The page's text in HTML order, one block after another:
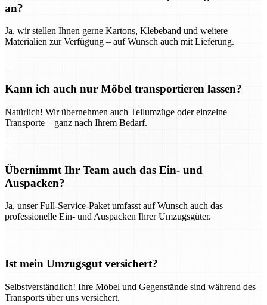
an?
Ja, wir stellen Ihnen gerne Kartons, Klebeband und weitere
Materialien zur Verfügung – auf Wunsch auch mit Lieferung.
Kann ich auch nur Möbel transportieren lassen?
Natürlich! Wir übernehmen auch Teilumzüge oder einzelne
Transporte – ganz nach Ihrem Bedarf.
Übernimmt Ihr Team auch das Ein- und
Auspacken?
Ja, unser Full-Service-Paket umfasst auf Wunsch auch das
professionelle Ein- und Auspacken Ihrer Umzugsgüter.
Ist mein Umzugsgut versichert?
Selbstverständlich! Ihre Möbel und Gegenstände sind während des
Transports über uns versichert.